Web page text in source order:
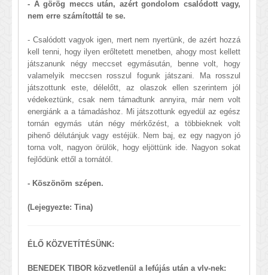
- A görög meccs után, azért gondolom csalódott vagy,
nem erre számítottál te se.
- Csalódott vagyok igen, mert nem nyertünk, de azért hozzá
kell tenni, hogy ilyen erőltetett menetben, ahogy most kellett
játszanunk négy meccset egymásután, benne volt, hogy
valamelyik meccsen rosszul fogunk játszani. Ma rosszul
játszottunk este, délelőtt, az olaszok ellen szerintem jól
védekeztünk, csak nem támadtunk annyira, már nem volt
energiánk a a támadáshoz. Mi játszottunk egyedül az egész
tornán egymás után négy mérkőzést, a többieknek volt
pihenő délutánjuk vagy estéjük. Nem baj, ez egy nagyon jó
torna volt, nagyon örülök, hogy eljöttünk ide. Nagyon sokat
fejlődünk ettől a tornától.
- Köszönöm szépen.
(Lejegyezte: Tina)
ÉLŐ KÖZVETÍTÉSÜNK:
BENEDEK TIBOR közvetlenül a lefújás után a vlv-nek: